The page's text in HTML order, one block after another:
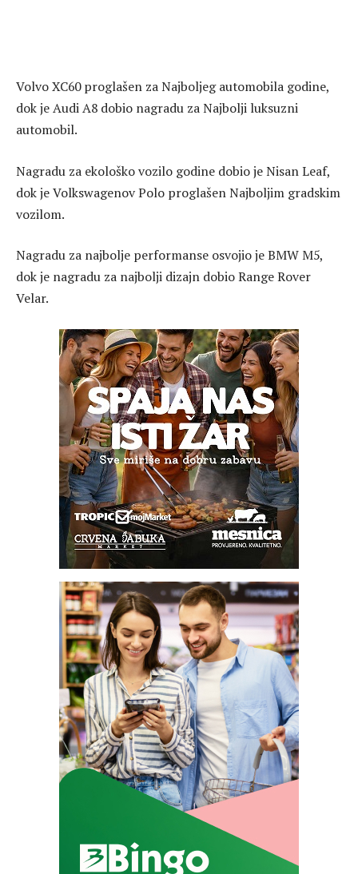
Volvo XC60 proglašen za Najboljeg automobila godine,
dok je Audi A8 dobio nagradu za Najbolji luksuzni
automobil.
Nagradu za ekološko vozilo godine dobio je Nisan Leaf,
dok je Volkswagenov Polo proglašen Najboljim gradskim
vozilom.
Nagradu za najbolje performanse osvojio je BMW M5,
dok je nagradu za najbolji dizajn dobio Range Rover
Velar.